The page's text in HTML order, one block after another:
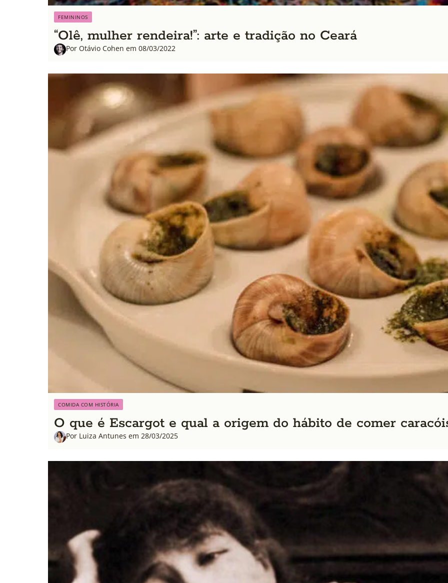
FEMININOS
“Olê, mulher rendeira!”: arte e tradição no Ceará
Por Otávio Cohen em 08/03/2022
COMIDA COM HISTÓRIA
O que é Escargot e qual a origem do hábito de comer
Por Luiza Antunes em 28/03/2025